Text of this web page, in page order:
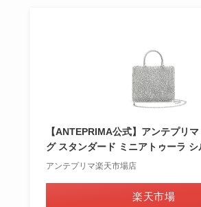
【ANTEPRIMA公式】アンテプリ
グ スタンダード ミニアトゥーラ シ
アンテプリマ楽天市場店
楽天市場